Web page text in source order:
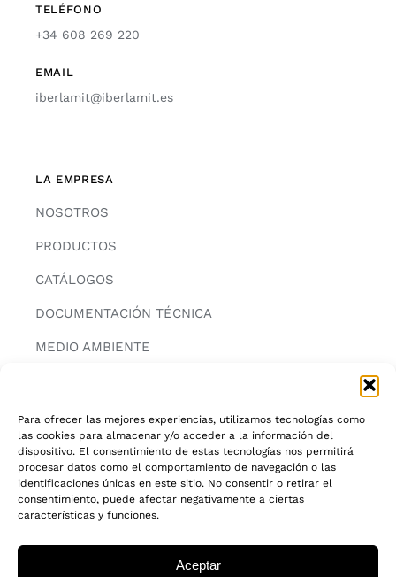
Para ofrecer las mejores experiencias, utilizamos tecnologías como
las cookies para almacenar y/o acceder a la información del
dispositivo. El consentimiento de estas tecnologías nos permitirá
procesar datos como el comportamiento de navegación o las
identificaciones únicas en este sitio. No consentir o retirar el
consentimiento, puede afectar negativamente a ciertas
características y funciones.
Aceptar
TELÉFONO
+34 608 269 220
EMAIL
iberlamit@iberlamit.es
LA EMPRESA
NOSOTROS
PRODUCTOS
CATÁLOGOS
DOCUMENTACIÓN TÉCNICA
MEDIO AMBIENTE
INFORMACIÓN
AVISO LEGAL
POLITICA DE PRIVACIDAD